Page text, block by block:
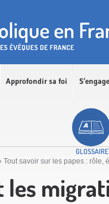
Approfondir sa foi
GLOSSAIRE
Tout savoir sur les papes : rôle,
les